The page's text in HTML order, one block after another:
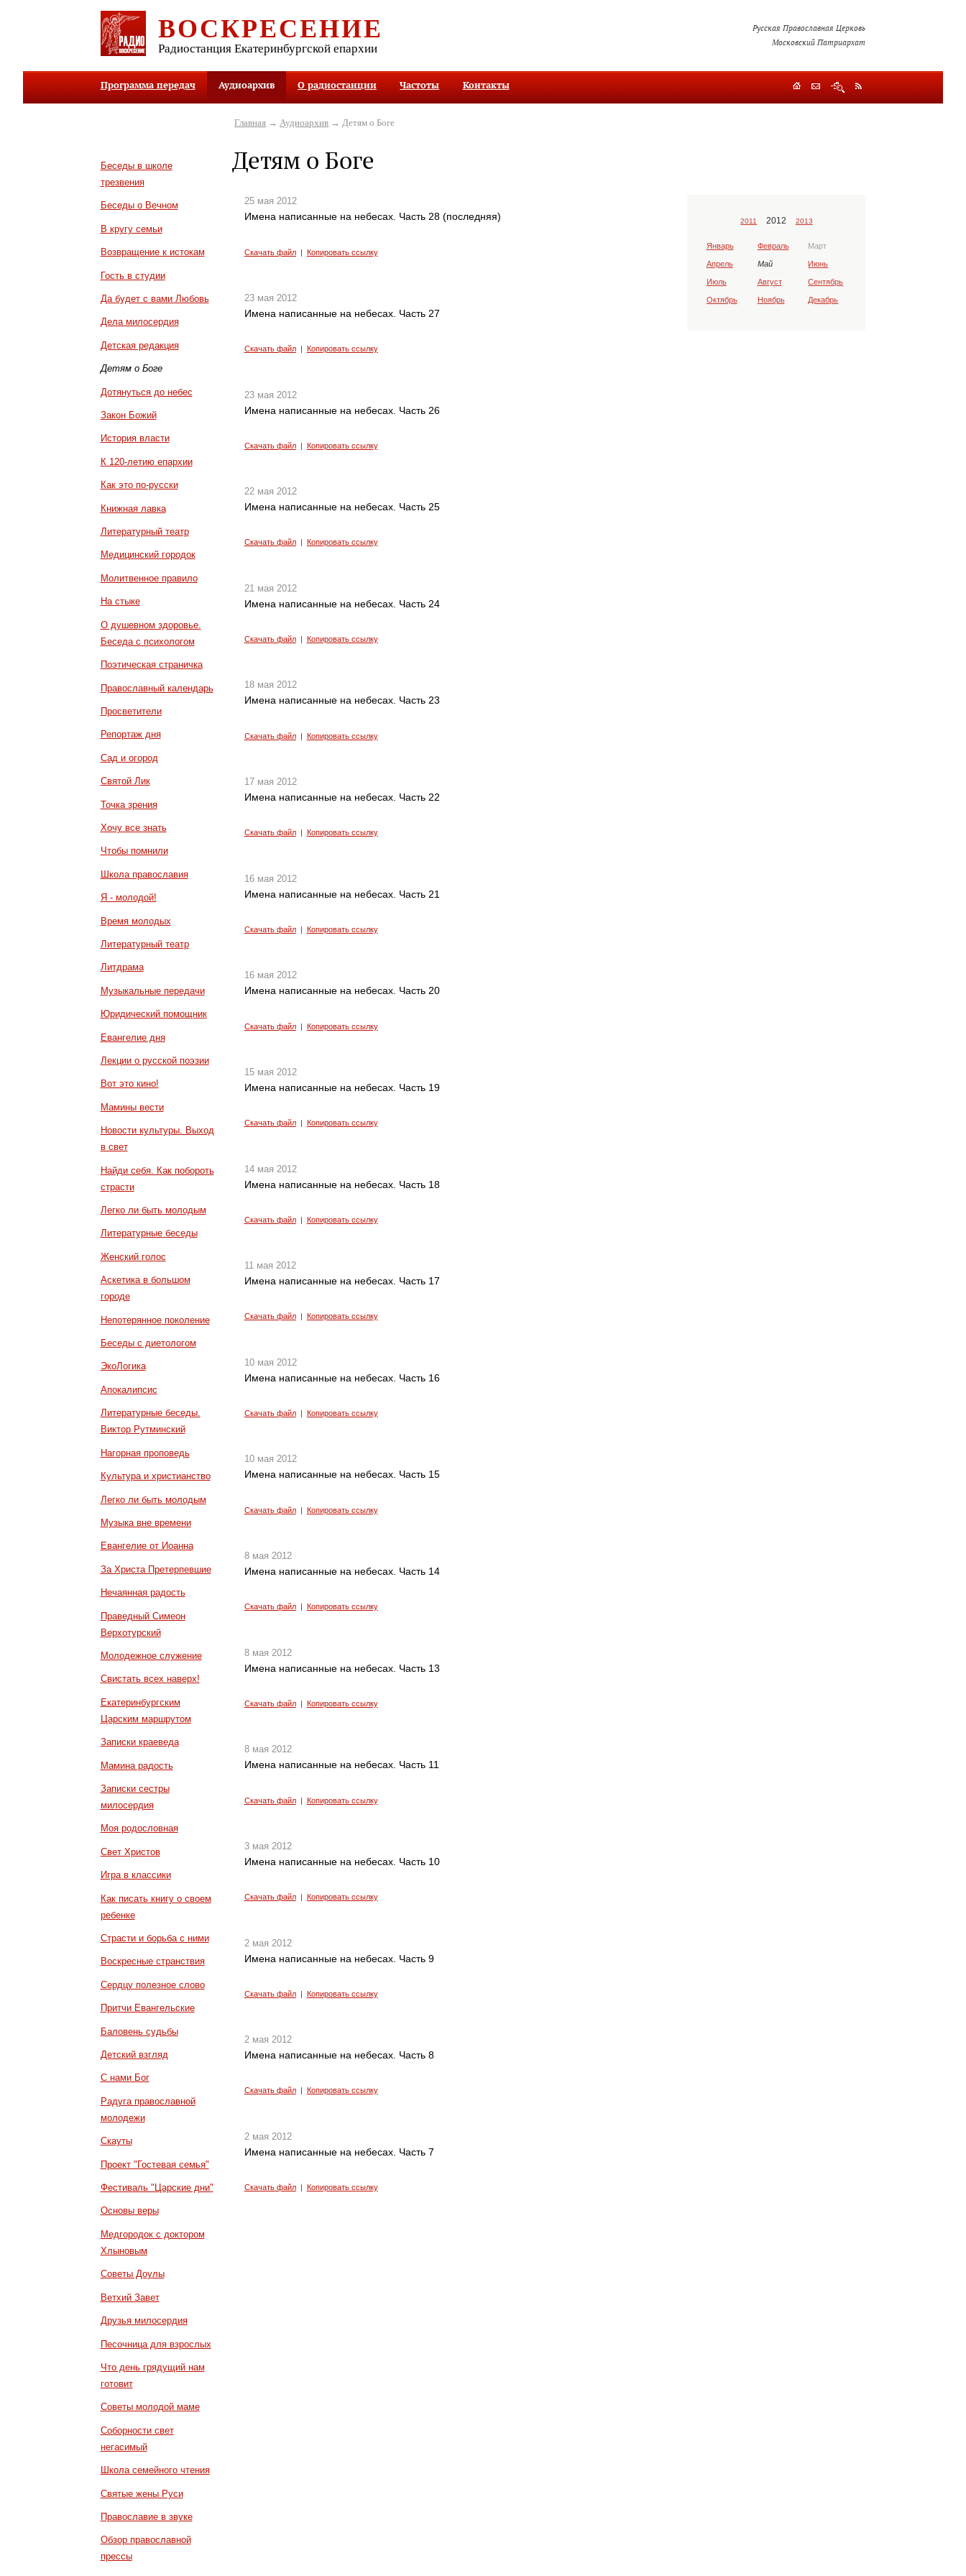
ВОСКРЕСЕНИЕ
Радиостанция Екатеринбургской епархии
Русская Православная Церковь
Московский Патриархат
Программа передач Аудиоархив О радиостанции Частоты Контакты
Беседы в школе
трезвения
Беседы о Вечном
В кругу семьи
Возвращение к истокам
Гость в студии
Да будет с вами Любовь
Дела милосердия
Детская редакция
Детям о Боге
Дотянуться до небес
Закон Божий
История власти
К 120-летию епархии
Как это по-русски
Книжная лавка
Литературный театр
Медицинский городок
Молитвенное правило
На стыке
О душевном здоровье.
Беседа с психологом
Поэтическая страничка
Православный календарь
Просветители
Репортаж дня
Сад и огород
Святой Лик
Точка зрения
Хочу все знать
Чтобы помнили
Школа православия
Я - молодой!
Время молодых
Литературный театр
Литдрама
Музыкальные передачи
Юридический помощник
Евангелие дня
Лекции о русской поэзии
Вот это кино!
Мамины вести
Новости культуры. Выход
в свет
Найди себя. Как побороть
страсти
Легко ли быть молодым
Литературные беседы
Женский голос
Аскетика в большом
городе
Непотерянное поколение
Беседы с диетологом
ЭкоЛогика
Апокалипсис
Литературные беседы.
Виктор Рутминский
Нагорная проповедь
Культура и христианство
Легко ли быть молодым
Музыка вне времени
Евангелие от Иоанна
За Христа Претерпевшие
Нечаянная радость
Праведный Симеон
Верхотурский
Молодежное служение
Свистать всех наверх!
Екатеринбургским
Царским маршрутом
Записки краеведа
Мамина радость
Записки сестры
милосердия
Моя родословная
Свет Христов
Игра в классики
Как писать книгу о своем
ребенке
Страсти и борьба с ними
Воскресные странствия
Сердцу полезное слово
Притчи Евангельские
Баловень судьбы
Детский взгляд
С нами Бог
Радуга православной
молодежи
Скауты
Проект "Гостевая семья"
Фестиваль "Царские дни"
Основы веры
Медгородок с доктором
Хлыновым
Советы Доулы
Ветхий Завет
Друзья милосердия
Песочница для взрослых
Что день грядущий нам
готовит
Советы молодой маме
Соборности свет
негасимый
Школа семейного чтения
Святые жены Руси
Православие в звуке
Обзор православной
прессы
Главная → Аудиоархив → Детям о Боге
Детям о Боге
25 мая 2012
Имена написанные на небесах. Часть 28 (последняя)
Скачать файл| Копировать ссылку
23 мая 2012
Имена написанные на небесах. Часть 27
Скачать файл| Копировать ссылку
23 мая 2012
Имена написанные на небесах. Часть 26
Скачать файл| Копировать ссылку
22 мая 2012
Имена написанные на небесах. Часть 25
Скачать файл| Копировать ссылку
21 мая 2012
Имена написанные на небесах. Часть 24
Скачать файл| Копировать ссылку
18 мая 2012
Имена написанные на небесах. Часть 23
Скачать файл| Копировать ссылку
17 мая 2012
Имена написанные на небесах. Часть 22
Скачать файл| Копировать ссылку
16 мая 2012
Имена написанные на небесах. Часть 21
Скачать файл| Копировать ссылку
16 мая 2012
Имена написанные на небесах. Часть 20
Скачать файл| Копировать ссылку
15 мая 2012
Имена написанные на небесах. Часть 19
Скачать файл| Копировать ссылку
14 мая 2012
Имена написанные на небесах. Часть 18
Скачать файл| Копировать ссылку
11 мая 2012
Имена написанные на небесах. Часть 17
Скачать файл| Копировать ссылку
10 мая 2012
Имена написанные на небесах. Часть 16
Скачать файл| Копировать ссылку
10 мая 2012
Имена написанные на небесах. Часть 15
Скачать файл| Копировать ссылку
8 мая 2012
Имена написанные на небесах. Часть 14
Скачать файл| Копировать ссылку
8 мая 2012
Имена написанные на небесах. Часть 13
Скачать файл| Копировать ссылку
8 мая 2012
Имена написанные на небесах. Часть 11
Скачать файл| Копировать ссылку
3 мая 2012
Имена написанные на небесах. Часть 10
Скачать файл| Копировать ссылку
2 мая 2012
Имена написанные на небесах. Часть 9
Скачать файл| Копировать ссылку
2 мая 2012
Имена написанные на небесах. Часть 8
Скачать файл| Копировать ссылку
2 мая 2012
Имена написанные на небесах. Часть 7
Скачать файл| Копировать ссылку
2011 2012 2013
Январь Февраль Март
Апрель Май Июнь
Июль Август Сентябрь
Октябрь Ноябрь Декабрь